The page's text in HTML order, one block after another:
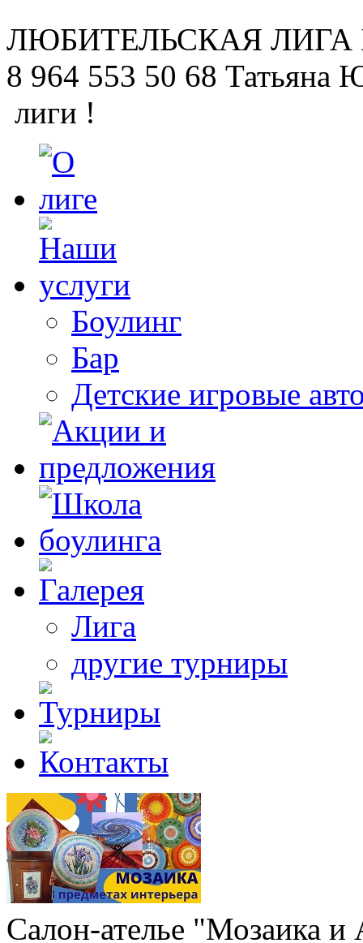
ЛЮБИТЕЛЬСКАЯ ЛИГА
8 964 553 50 68 Татьяна
лиги !
Боулинг
Бар
Детские игровые
Лига
другие турниры
Салон-ателье "Мозаика